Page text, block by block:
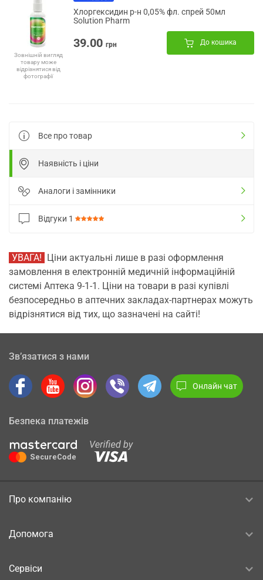
Зовнішній вигляд
товару може
відрізнятися від
фотографії
Хлоргексидин р-н 0,05% фл. спрей 50мл
Solution Pharm
39.00 грн До кошика
Все про товар
Наявність і ціни
Аналоги і замінники
Відгуки 1
УВАГА! Ціни актуальні лише в разі оформлення
замовлення в електронній медичній інформаційній
системі Аптека 9-1-1. Ціни на товари в разі купівлі
безпосередньо в аптечних закладах-партнерах можуть
відрізнятися від тих, що зазначені на сайті!
Зв’язатися з нами
Онлайн чат
Безпека платежів
Про компанію
Допомога
Сервіси